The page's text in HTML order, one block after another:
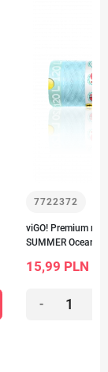
7722372
viGO! Premium
SUMMER Ocean
15,99 PLN
-